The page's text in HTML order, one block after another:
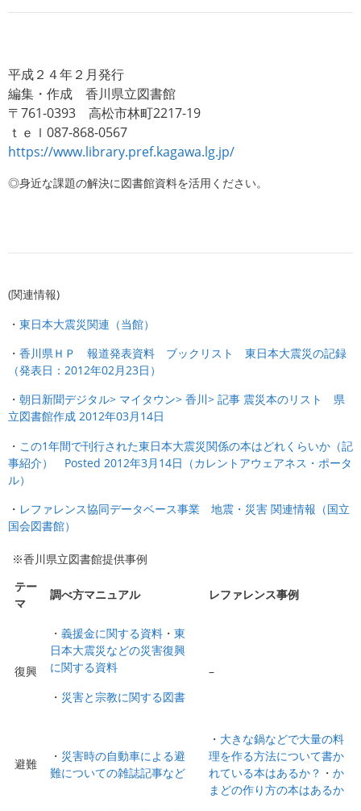
平成２４年２月発行
編集・作成 香川県立図書館
〒761-0393 高松市林町2217-19
ｔｅｌ087-868-0567
https://www.library.pref.kagawa.lg.jp/
◎身近な課題の解決に図書館資料を活用ください。
(関連情報)
・ 東日本大震災関連（当館）
・ 香川県ＨＰ 報道発表資料 ブックリスト 東日本大震災の記録
（発表日：2012年02月23日）
・ 朝日新聞デジタル> マイタウン> 香川> 記事 震災本のリスト 県
立図書館作成 2012年03月14日
・ この1年間で刊行された東日本大震災関係の本はどれくらいか（記
事紹介） Posted 2012年3月14日（カレントアウェアネス・ポータ
ル）
・ レファレンス協同データベース事業 地震・災害 関連情報（国立
国会図書館）
※香川県立図書館提供事例
テー
マ
調べ方マニュアル レファレンス事例
復興
・ 義援金に関する資料 ・ 東
日本大震災などの災害復興
に関する資料
・ 災害と宗教に関する図書
–
避難
・ 災害時の自動車による避
難についての雑誌記事など
・ 大きな鍋などで大量の料
理を作る方法について書か
れている本はあるか？ ・ か
まどの作り方の本はあるか